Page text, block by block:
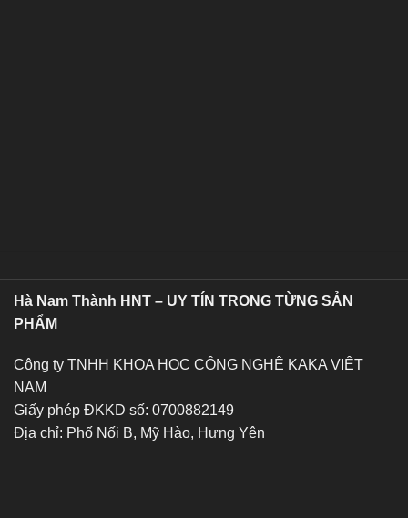
Hà Nam Thành HNT – UY TÍN TRONG TỪNG SẢN
PHẨM
Công ty TNHH KHOA HỌC CÔNG NGHỆ KAKA VIỆT
NAM
Giấy phép ĐKKD số: 0700882149
Địa chỉ: Phố Nối B, Mỹ Hào, Hưng Yên